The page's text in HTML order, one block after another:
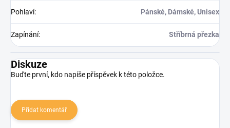
Pohlaví: Pánské, Dámské, Unisex
Zapínání: Stříbrná přezka
Diskuze
Buďte první, kdo napíše příspěvek k této položce.
Přidat komentář